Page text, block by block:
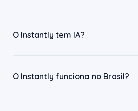
O Instantly tem IA?
O Instantly funciona no Brasil?